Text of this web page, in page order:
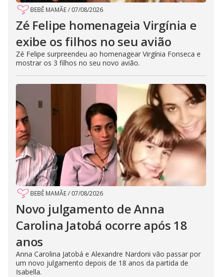
BEBÊ MAMÃE/ 07/08/2026
Zé Felipe homenageia Virgínia e
exibe os filhos no seu avião
Zé Felipe surpreendeu ao homenagear Virgínia Fonseca e
mostrar os 3 filhos no seu novo avião.
BEBÊ MAMÃE/ 07/08/2026
Novo julgamento de Anna
Carolina Jatobá ocorre após 18
anos
Anna Carolina Jatobá e Alexandre Nardoni vão passar por
um novo julgamento depois de 18 anos da partida de
Isabella.